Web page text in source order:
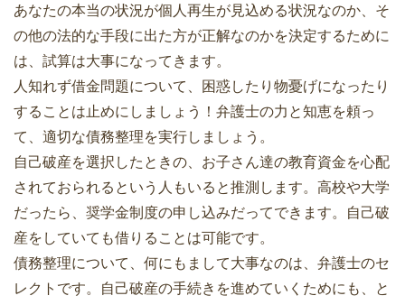
あなたの本当の状況が個人再生が見込める状況なのか、そ
の他の法的な手段に出た方が正解なのかを決定するために
は、試算は大事になってきます。
人知れず借金問題について、困惑したり物憂げになったり
することは止めにしましょう！弁護士の力と知恵を頼っ
て、適切な債務整理を実行しましょう。
自己破産を選択したときの、お子さん達の教育資金を心配
されておられるという人もいると推測します。高校や大学
だったら、奨学金制度の申し込みだってできます。自己破
産をしていても借りることは可能です。
債務整理について、何にもまして大事なのは、弁護士のセ
レクトです。自己破産の手続きを進めていくためにも、と